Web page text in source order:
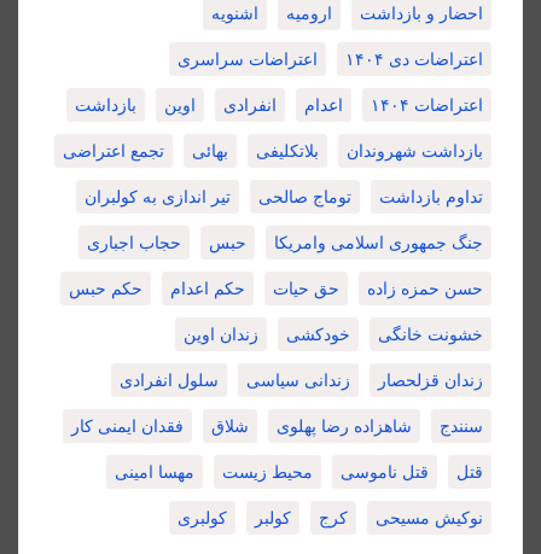
احضار و بازداشت ارومیه اشنویه
اعتراضات دی ۱۴۰۴ اعتراضات سراسری
اعتراضات ۱۴۰۴ اعدام انفرادی اوین بازداشت
بازداشت شهروندان بلاتکلیفی بهائی تجمع اعتراضی
تداوم بازداشت توماج صالحی تیر اندازی به کولبران
جنگ جمهوری اسلامی وامریکا حبس حجاب اجباری
حسن حمزه زاده حق حیات حکم اعدام حکم حبس
خشونت خانگی خودکشی زندان اوین
زندان قزلحصار زندانی سیاسی سلول انفرادی
سنندج شاهزاده رضا پهلوی شلاق فقدان ایمنی کار
قتل قتل ناموسی محیط زیست مهسا امینی
نوکیش مسیحی کرج کولبر کولبری